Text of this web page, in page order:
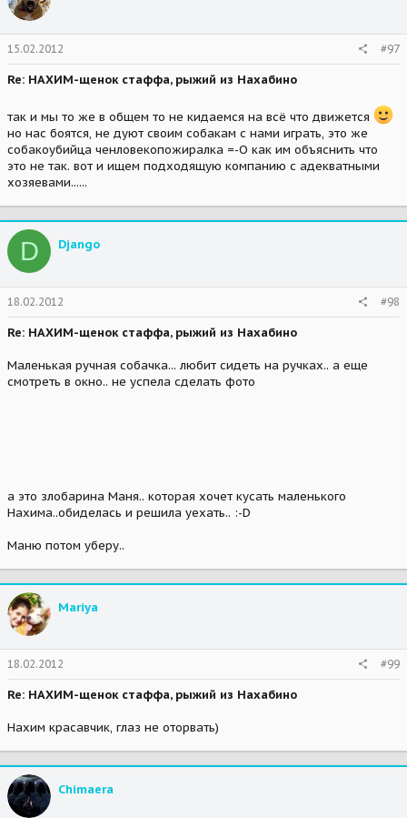
15.02.2012 #97
Re: НАХИМ-щенок стаффа, рыжий из Нахабино
так и мы то же в общем то не кидаемся на всё что движется
но нас боятся, не дуют своим собакам с нами играть, это же
собакоубийца ченловекопожиралка =-O как им объяснить что
это не так. вот и ищем подходящую компанию с адекватными
хозяевами......
D Djangо
18.02.2012 #98
Re: НАХИМ-щенок стаффа, рыжий из Нахабино
Маленькая ручная собачка... любит сидеть на ручках.. а еще
смотреть в окно.. не успела сделать фото
а это злобарина Маня.. которая хочет кусать маленького
Нахима..обиделась и решила уехать.. :-D
Маню потом уберу..
Mariya
18.02.2012 #99
Re: НАХИМ-щенок стаффа, рыжий из Нахабино
Нахим красавчик, глаз не оторвать)
Chimaera